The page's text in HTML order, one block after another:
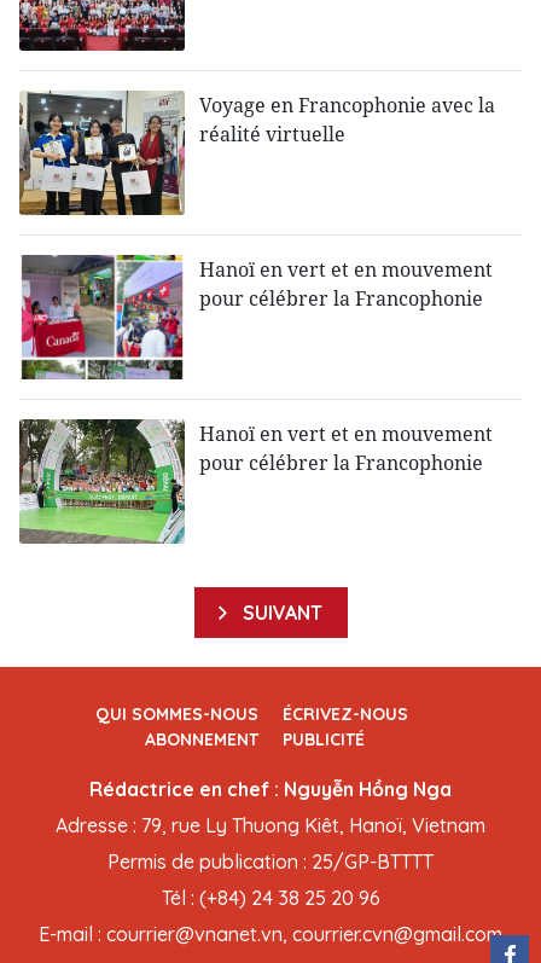
Voyage en Francophonie avec la
réalité virtuelle
Hanoï en vert et en mouvement
pour célébrer la Francophonie
Hanoï en vert et en mouvement
pour célébrer la Francophonie
SUIVANT
QUI SOMMES-NOUS
ÉCRIVEZ-NOUS
ABONNEMENT
PUBLICITÉ
Rédactrice en chef : Nguyễn Hồng Nga
Adresse : 79, rue Ly Thuong Kiêt, Hanoï, Vietnam
Permis de publication : 25/GP-BTTTT
Tél : (+84) 24 38 25 20 96
E-mail : courrier@vnanet.vn, courrier.cvn@gmail.com